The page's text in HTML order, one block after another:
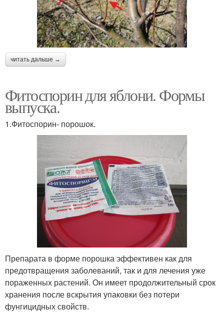
читать дальше →
Фитоспорин для яблони. Формы
выпуска.
1.Фитоспорин- порошок.
Препарата в форме порошка эффективен как для
предотвращения заболеваний, так и для лечения уже
пораженных растений. Он имеет продолжительный срок
хранения после вскрытия упаковки без потери
фунгицидных свойств.